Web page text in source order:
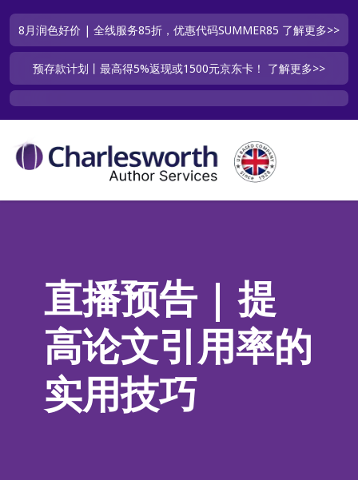
8月润色好价 | 全线服务85折，优惠代码SUMMER85 了解更多>>
预存款计划丨最高得5%返现或1500元京东卡！ 了解更多>>
直播预告 | 提
高论文引用率的
实用技巧